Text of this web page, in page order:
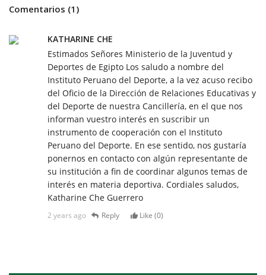
Comentarios (1)
KATHARINE CHE
Estimados Señores Ministerio de la Juventud y
Deportes de Egipto Los saludo a nombre del
Instituto Peruano del Deporte, a la vez acuso recibo
del Oficio de la Dirección de Relaciones Educativas y
del Deporte de nuestra Cancillería, en el que nos
informan vuestro interés en suscribir un
instrumento de cooperación con el Instituto
Peruano del Deporte. En ese sentido, nos gustaría
ponernos en contacto con algún representante de
su institución a fin de coordinar algunos temas de
interés en materia deportiva. Cordiales saludos,
Katharine Che Guerrero
2 years ago Reply Like (0)